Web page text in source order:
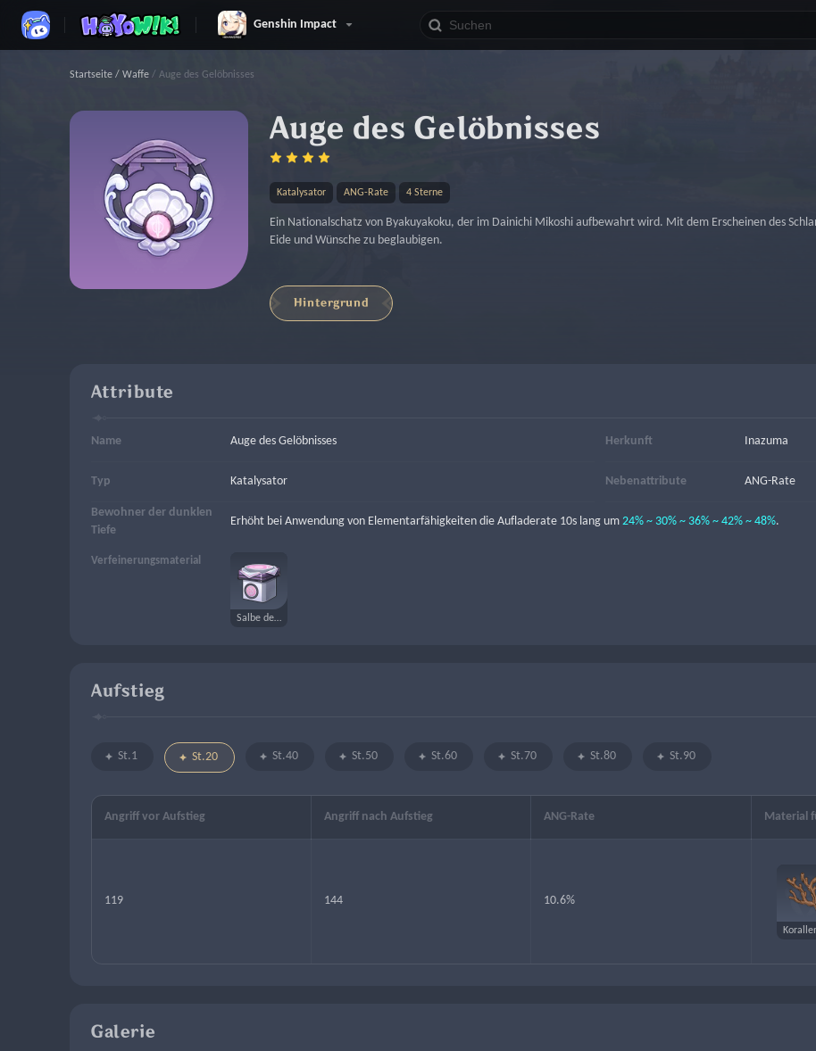
Genshin Impact
Startseite / Waffe / Auge des Gelöbnisses
Auge des Gelöbnisses
Katalysator ANG-Rate 4 Sterne
Ein Nationalschatz von Byakuyakoku, der im Dainichi Mikoshi aufbewahrt wird. Mit dem Erscheinen des
Eide und Wünsche zu beglaubigen.
Hintergrund
Attribute
Name Auge des Gelöbnisses Herkunft Inazuma
Typ Katalysator Nebenattribute ANG-Rate
Bewohner der dunklen
Tiefe
Erhöht bei Anwendung von Elementarfähigkeiten die Aufladerate 10s lang um 24% ~ 30% ~ 36% ~ 42% ~ 48%.
Verfeinerungsmaterial
Salbe des Augenlichts
Aufstieg
St.1 St.20 St.40 St.50 St.60 St.70 St.80 St.90
Angriff vor Aufstieg Angriff nach Aufstieg ANG-Rate Material
119 144 10.6%
Galerie